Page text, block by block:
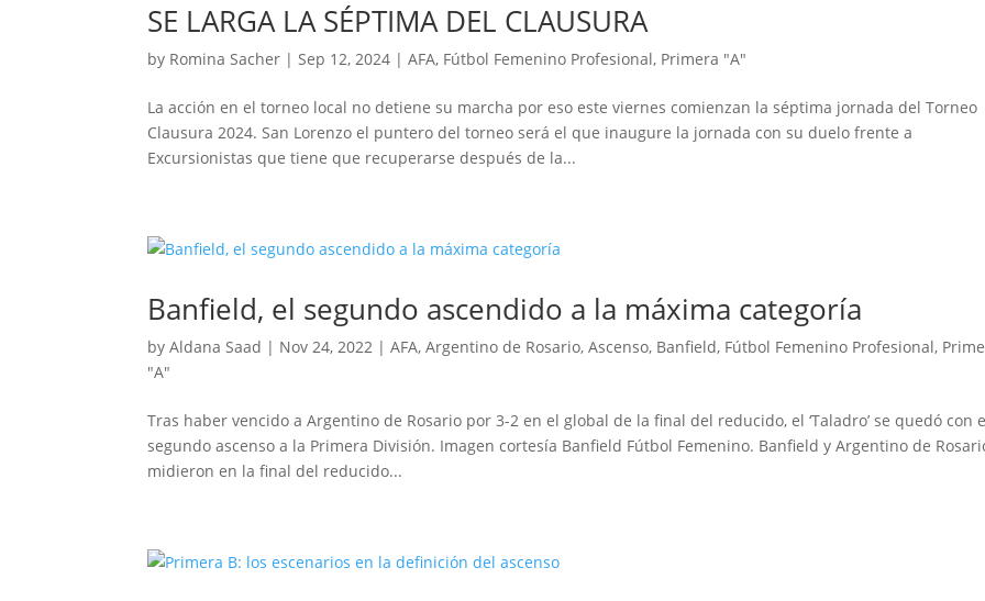
SE LARGA LA SÉPTIMA DEL CLAUSURA
by Romina Sacher |Sep 12, 2024 |AFA, Fútbol Femenino Profesional, Primera "A"
La acción en el torneo local no detiene su marcha por eso este viernes comienzan la séptima jornada del Torneo
Clausura 2024. San Lorenzo el puntero del torneo será el que inaugure la jornada con su duelo frente a
Excursionistas que tiene que recuperarse después de la...
Banfield, el segundo ascendido a la máxima categoría
byAldana Saad | Nov 24, 2022 |AFA,Argentino de Rosario,Ascenso, Banfield, Fútbol Femenino Profesional,
"A"
Tras haber vencido a Argentino de Rosario por 3-2 en el global de la final del reducido, el ‘Taladro’ se quedó con
segundo ascenso a la Primera División. Imagen cortesía Banfield Fútbol Femenino. Banfield y Argentino de
midieron en la final del reducido...